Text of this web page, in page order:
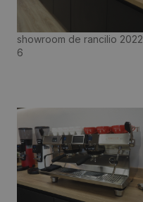
showroom de rancilio 2022
6